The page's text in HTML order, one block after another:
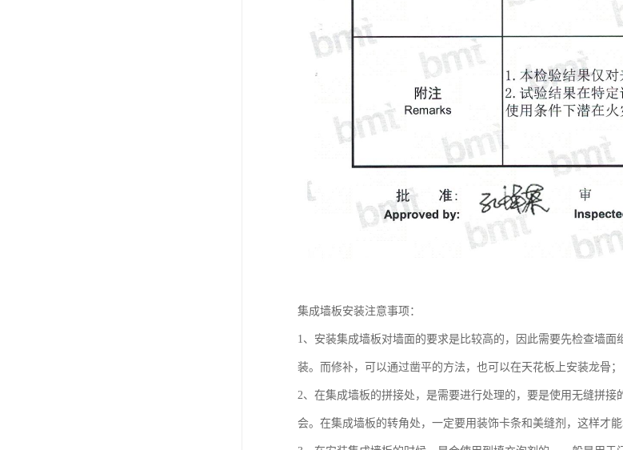
集成墙板安装注意事项：
1、安装集成墙板对墙面的要求是比较高的，因此需要先检查墙
装。而修补，可以通过凿平的方法，也可以在天花板上安装龙骨；
2、在集成墙板的拼接处，是需要进行处理的，要是使用无缝拼
会。在集成墙板的转角处，一定要用装饰卡条和美缝剂，这样才能